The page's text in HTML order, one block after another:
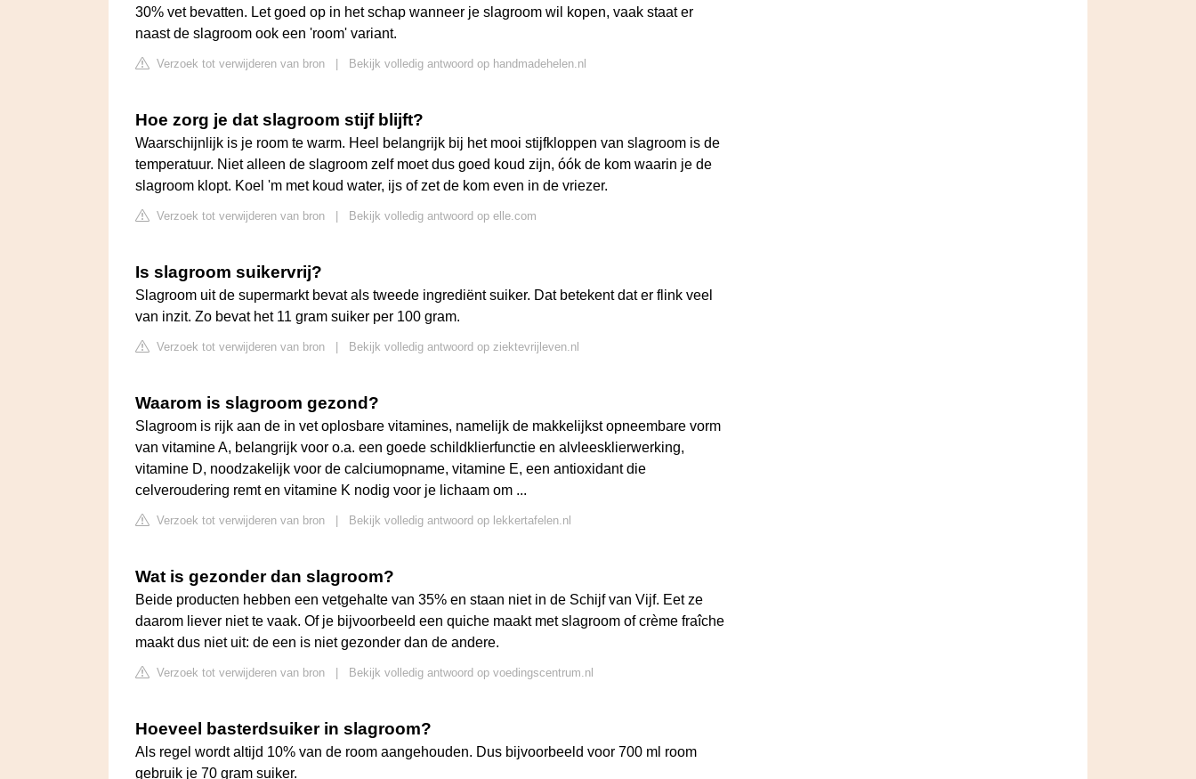
30% vet bevatten. Let goed op in het schap wanneer je slagroom wil kopen, vaak staat er
naast de slagroom ook een 'room' variant.
Verzoek tot verwijderen van bron Bekijk volledig antwoord op handmadehelen.nl
Hoe zorg je dat slagroom stijf blijft?
Waarschijnlijk is je room te warm. Heel belangrijk bij het mooi stijfkloppen van slagroom is de
temperatuur. Niet alleen de slagroom zelf moet dus goed koud zijn, óók de kom waarin je de
slagroom klopt. Koel 'm met koud water, ijs of zet de kom even in de vriezer.
Verzoek tot verwijderen van bron Bekijk volledig antwoord op elle.com
Is slagroom suikervrij?
Slagroom uit de supermarkt bevat als tweede ingrediënt suiker. Dat betekent dat er flink veel
van inzit. Zo bevat het 11 gram suiker per 100 gram.
Verzoek tot verwijderen van bron Bekijk volledig antwoord op ziektevrijleven.nl
Waarom is slagroom gezond?
Slagroom is rijk aan de in vet oplosbare vitamines, namelijk de makkelijkst opneembare vorm
van vitamine A, belangrijk voor o.a. een goede schildklierfunctie en alvleesklierwerking,
vitamine D, noodzakelijk voor de calciumopname, vitamine E, een antioxidant die
celveroudering remt en vitamine K nodig voor je lichaam om ...
Verzoek tot verwijderen van bron Bekijk volledig antwoord op lekkertafelen.nl
Wat is gezonder dan slagroom?
Beide producten hebben een vetgehalte van 35% en staan niet in de Schijf van Vijf. Eet ze
daarom liever niet te vaak. Of je bijvoorbeeld een quiche maakt met slagroom of crème fraîche
maakt dus niet uit: de een is niet gezonder dan de andere.
Verzoek tot verwijderen van bron Bekijk volledig antwoord op voedingscentrum.nl
Hoeveel basterdsuiker in slagroom?
Als regel wordt altijd 10% van de room aangehouden. Dus bijvoorbeeld voor 700 ml room
gebruik je 70 gram suiker.